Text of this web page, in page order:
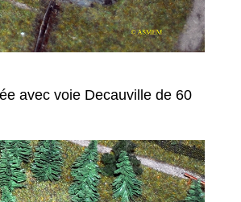
avec voie Decauville de 60